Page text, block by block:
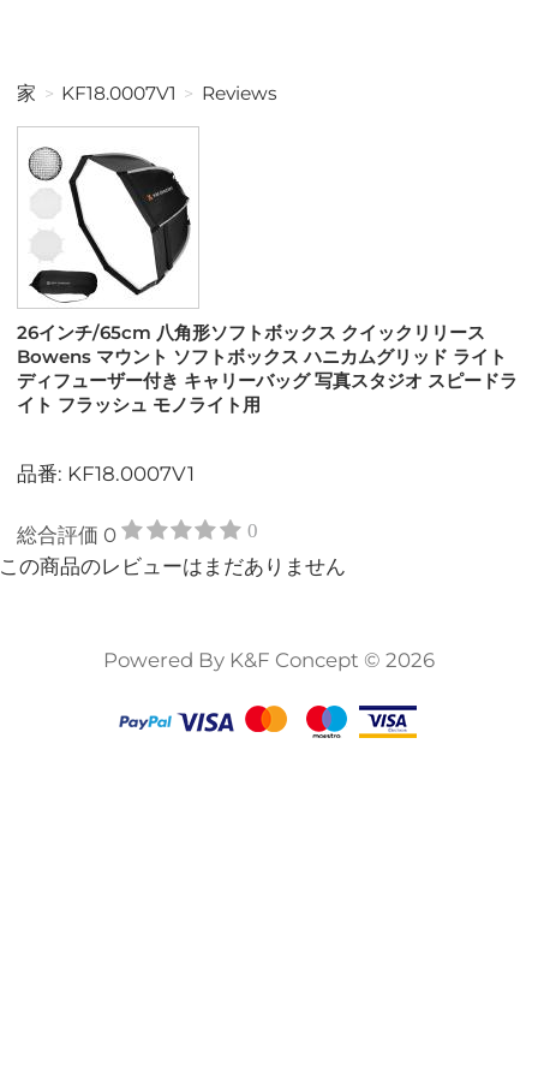
家 KF18.0007V1 Reviews
26インチ/65cm 八角形ソフトボックス クイックリリース
Bowens マウント ソフトボックス ハニカムグリッド ライト
ディフューザー付き キャリーバッグ 写真スタジオ スピードラ
イト フラッシュ モノライト用
品番: KF18.0007V1
総合評価 0 0
この商品のレビューはまだありません
Powered By K&F Concept © 2026